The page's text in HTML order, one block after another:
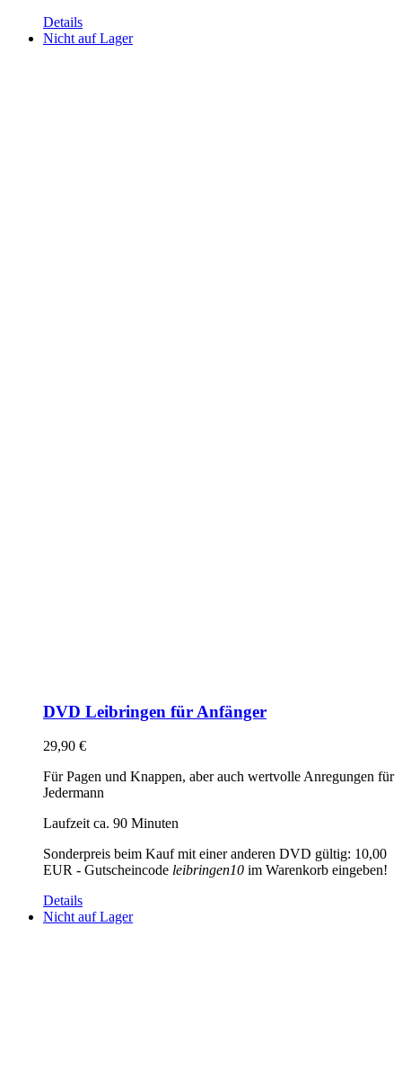
Details
Nicht auf Lager
DVD Leibringen für Anfänger
29,90 €
Für Pagen und Knappen, aber auch wertvolle Anregungen für
Jedermann
Laufzeit ca. 90 Minuten
Sonderpreis beim Kauf mit einer anderen DVD gültig: 10,00
EUR - Gutscheincode leibringen10 im Warenkorb eingeben!
Details
Nicht auf Lager